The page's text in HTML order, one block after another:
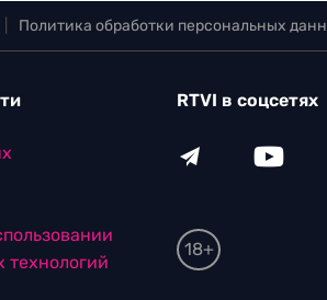
Политика обработки персональных
технологий
RTVI в соцсетях
18+